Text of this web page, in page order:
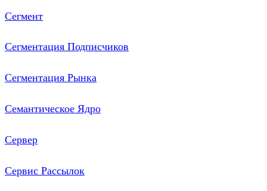
Сегмент
Сегментация Подписчиков
Сегментация Рынка
Семантическое Ядро
Сервер
Сервис Рассылок